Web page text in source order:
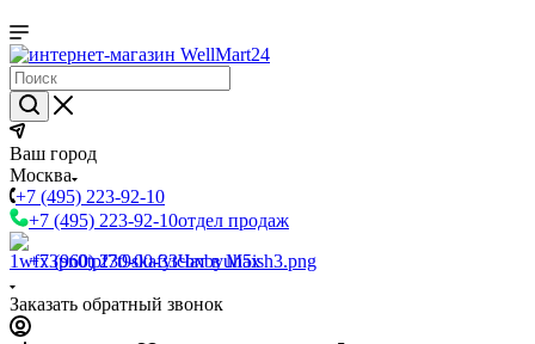
Ваш город
Москва
+7 (495) 223-92-10
+7 (495) 223-92-10отдел продаж
+7 (960) 230-00-33Чат в Max
Заказать обратный звонок